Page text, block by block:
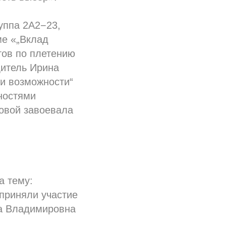
2А2−23,
«„Вклад
по плетению
Ирина
возможности“
завоевала
тему:
участие
Владимировна